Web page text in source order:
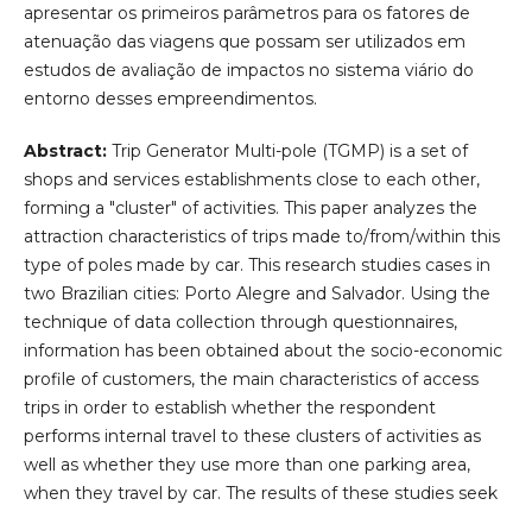
apresentar os primeiros parâmetros para os fatores de
atenuação das viagens que possam ser utilizados em
estudos de avaliação de impactos no sistema viário do
entorno desses empreendimentos.
Abstract:Trip Generator Multi-pole (TGMP) is a set of
shops and services establishments close to each other,
forming a "cluster" of activities. This paper analyzes the
attraction characteristics of trips made to/from/within this
type of poles made by car. This research studies cases in
two Brazilian cities: Porto Alegre and Salvador. Using the
technique of data collection through questionnaires,
information has been obtained about the socio-economic
profile of customers, the main characteristics of access
trips in order to establish whether the respondent
performs internal travel to these clusters of activities as
well as whether they use more than one parking area,
when they travel by car. The results of these studies seek